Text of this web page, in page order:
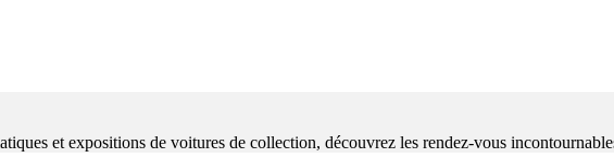
et expositions de voitures de collection, découvrez les rendez-vous